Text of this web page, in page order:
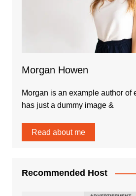
Morgan Howen
Morgan is an example author of
has just a dummy image &
Read about me
Recommended Host